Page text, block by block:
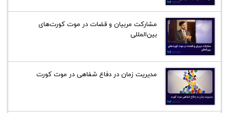
مشارکت مربیان و قضات در موت کورت‌های
بین‌المللی
مدیریت زمان در دفاع شفاهی در موت کورت